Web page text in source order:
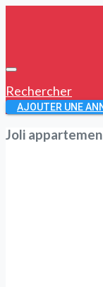
Rechercher
AJOUTER UNE
Joli